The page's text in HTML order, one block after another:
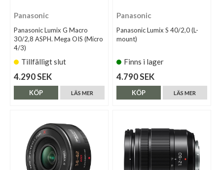
Panasonic
Panasonic Lumix G Macro
30/2,8 ASPH. Mega OIS (Micro
4/3)
Tillfälligt slut
4.290 SEK
LÄS MER
KÖP
Panasonic
Panasonic Lumix S 40/2,0 (L-
mount)
Finns i lager
4.790 SEK
LÄS MER
KÖP